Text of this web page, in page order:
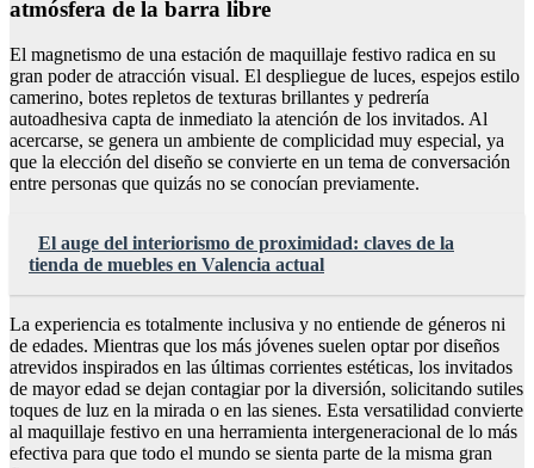
atmósfera de la barra libre
El magnetismo de una estación de maquillaje festivo radica en su
gran poder de atracción visual. El despliegue de luces, espejos estilo
camerino, botes repletos de texturas brillantes y pedrería
autoadhesiva capta de inmediato la atención de los invitados. Al
acercarse, se genera un ambiente de complicidad muy especial, ya
que la elección del diseño se convierte en un tema de conversación
entre personas que quizás no se conocían previamente.
El auge del interiorismo de proximidad: claves de la
tienda de muebles en Valencia actual
La experiencia es totalmente inclusiva y no entiende de géneros ni
de edades. Mientras que los más jóvenes suelen optar por diseños
atrevidos inspirados en las últimas corrientes estéticas, los invitados
de mayor edad se dejan contagiar por la diversión, solicitando sutiles
toques de luz en la mirada o en las sienes. Esta versatilidad convierte
al maquillaje festivo en una herramienta intergeneracional de lo más
efectiva para que todo el mundo se sienta parte de la misma gran